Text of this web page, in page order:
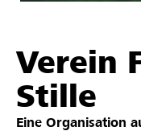
Hilfe &
Partner /
Verein
Stille
Eine Organisation